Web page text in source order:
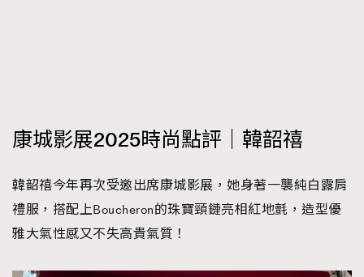
康城影展2025時尚點評｜韓韶禧
韓韶禧今年再次受邀出席康城影展，她身著一襲純白露肩
禮服，搭配上Boucheron的珠寶頸鏈亮相紅地氈，造型優
雅大氣性感又不失高貴氣質！